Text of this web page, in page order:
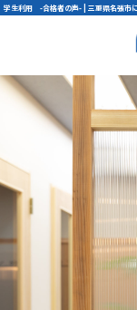
学生利用 -合格者の声- | 三重県名張市